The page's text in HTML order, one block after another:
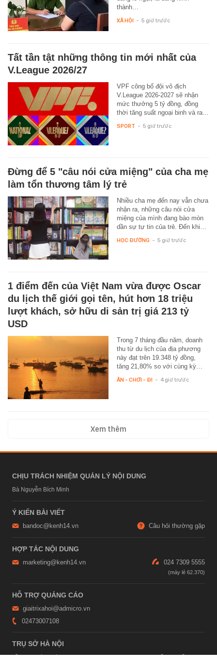
thành…
XÃ HỘI - 5 giờ trước
Tất tần tật những thông tin mới nhất của
V.League 2026/27
VPF công bố đội vô địch
V.League 2026-2027 sẽ nhận
mức thưởng 5 tỷ đồng, đồng
thời tăng suất ngoại binh và ra…
SPORT - 5 giờ trước
Đừng để 5 "câu nói cửa miệng" của cha mẹ
làm tổn thương tâm lý trẻ
Nhiều cha mẹ đến nay vẫn chưa
nhận ra, những câu nói cửa
miệng của mình đang bào mòn
dần sự tự tin của trẻ. Đến khi…
HỌC ĐƯỜNG - 5 giờ trước
1 điểm đến của Việt Nam vừa được Oscar
du lịch thế giới gọi tên, hút hơn 18 triệu
lượt khách, sở hữu di sản trị giá 213 tỷ
USD
Trong 7 tháng đầu năm, doanh
thu từ du lịch của địa phương
này đạt trên 19.348 tỷ đồng,
tăng 21,80% so với cùng kỳ…
ĂN - CHƠI - ĐI - 4 giờ trước
Xem thêm
CHỊU TRÁCH NHIỆM QUẢN LÝ NỘI DUNG
Bà Nguyễn Bích Minh
Ý KIẾN BÀI VIẾT
bandoc@kenh14.vn Câu hỏi thường gặp
HỢP TÁC NỘI DUNG
marketing@kenh14.vn 024 7309 5555
HỖ TRỢ QUẢNG CÁO
giaitrixahoi@admicro.vn
02473007108
TRỤ SỞ HÀ NỘI
Tầng 21, Tòa nhà Center Building, Hapulico Complex, Số 01, phố